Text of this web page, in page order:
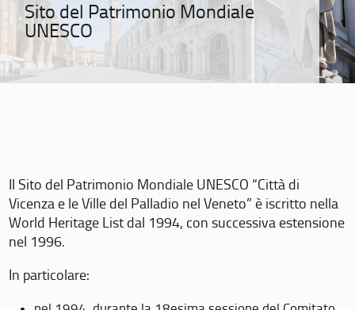
Sito del Patrimonio Mondiale
UNESCO
Il Sito del Patrimonio Mondiale UNESCO “Città di
Vicenza e le Ville del Palladio nel Veneto” è iscritto nella
World Heritage List dal 1994, con successiva estensione
nel 1996.
In particolare: